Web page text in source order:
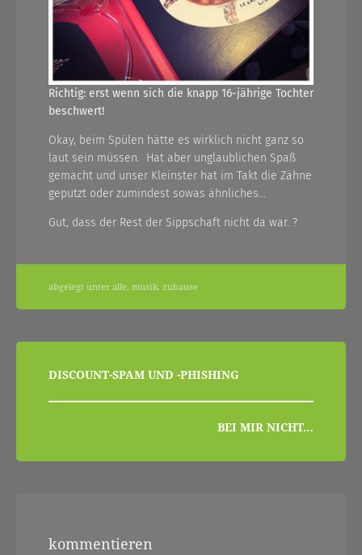
Richtig: erst wenn sich die knapp 16-jährige Tochter
beschwert!
Okay, beim Spülen hätte es wirklich nicht ganz so
laut sein müssen. Hat aber unglaublichen Spaß
gemacht und unser Kleinster hat im Takt die Zähne
geputzt oder zumindest sowas ähnliches…
Gut, dass der Rest der Sippschaft nicht da war. ?
abgelegt unter alle, musik, zuhause
beitragsnavigation
DISCOUNT-SPAM UND -PHISHING
BEI MIR NICHT…
kommentieren